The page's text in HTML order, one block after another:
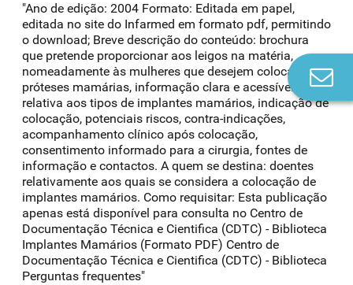
"Ano de edição: 2004 Formato: Editada em papel,
editada no site do Infarmed em formato pdf, permitindo
o download; Breve descrição do conteúdo: brochura
que pretende proporcionar aos leigos na matéria,
nomeadamente às mulheres que desejem colocar
próteses mamárias, informação clara e acessível
relativa aos tipos de implantes mamários, indicação de
colocação, potenciais riscos, contra-indicações,
acompanhamento clínico após colocação,
consentimento informado para a cirurgia, fontes de
informação e contactos. A quem se destina: doentes
relativamente aos quais se considera a colocação de
implantes mamários. Como requisitar: Esta publicação
apenas está disponível para consulta no Centro de
Documentação Técnica e Cientifica (CDTC) - Biblioteca
Implantes Mamários (Formato PDF) Centro de
Documentação Técnica e Cientifica (CDTC) - Biblioteca
Perguntas frequentes"